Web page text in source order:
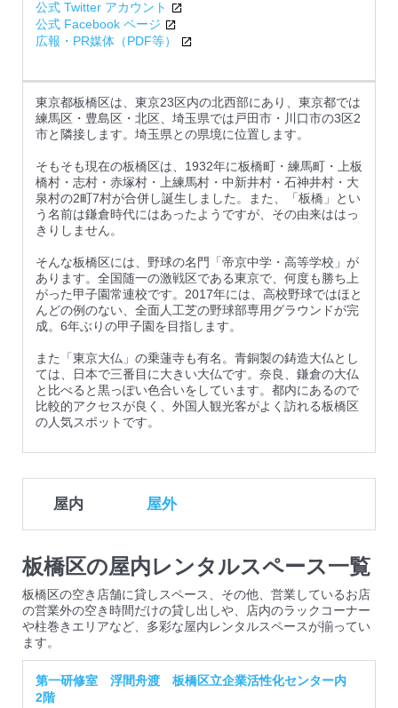
公式 Twitter アカウント
公式 Facebook ページ
広報・PR媒体（PDF等）
東京都板橋区は、東京23区内の北西部にあり、東京都では
練馬区・豊島区・北区、埼玉県では戸田市・川口市の3区2
市と隣接します。埼玉県との県境に位置します。
そもそも現在の板橋区は、1932年に板橋町・練馬町・上板
橋村・志村・赤塚村・上練馬村・中新井村・石神井村・大
泉村の2町7村が合併し誕生しました。また、「板橋」とい
う名前は鎌倉時代にはあったようですが、その由来ははっ
きりしません。
そんな板橋区には、野球の名門「帝京中学・高等学校」が
あります。全国随一の激戦区である東京で、何度も勝ち上
がった甲子園常連校です。2017年には、高校野球ではほと
んどの例のない、全面人工芝の野球部専用グラウンドが完
成。6年ぶりの甲子園を目指します。
また「東京大仏」の乗蓮寺も有名。青銅製の鋳造大仏とし
ては、日本で三番目に大きい大仏です。奈良、鎌倉の大仏
と比べると黒っぽい色合いをしています。都内にあるので
比較的アクセスが良く、外国人観光客がよく訪れる板橋区
屋内 屋外
板橋区の屋内レンタルスペース一覧
板橋区の空き店舗に貸しスペース、その他、営業しているお店
の営業外の空き時間だけの貸し出しや、店内のラックコーナー
や柱巻きエリアなど、多彩な屋内レンタルスペースが揃ってい
ます。
第一研修室 浮間舟渡 板橋区立企業活性化センター内
2階